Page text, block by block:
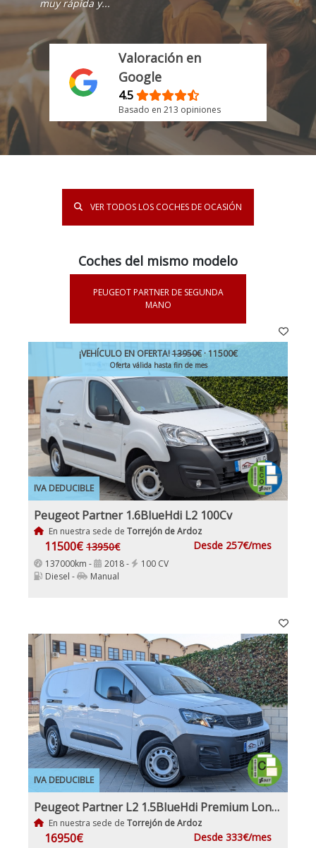
muy rápida y...
Valoración en
Google
4.5
Basado en 213 opiniones
VER TODOS LOS COCHES DE OCASIÓN
Coches del mismo modelo
PEUGEOT PARTNER DE SEGUNDA
MANO
IVA DEDUCIBLE
¡VEHÍCULO EN OFERTA!13950€· 11500€
Oferta válida hasta fin de mes
Peugeot Partner 1.6BlueHdi L2 100Cv
En nuestra sede de Torrejón de Ardoz
11500€ 13950€ Desde 257€/mes
137000km - 2018 -
100 CV
Diesel -
Manual
IVA DEDUCIBLE
Peugeot Partner L2 1.5BlueHdi Premium Long IVA y Garantía Inc Nacional
En nuestra sede de Torrejón de Ardoz
16950€ Desde 333€/mes